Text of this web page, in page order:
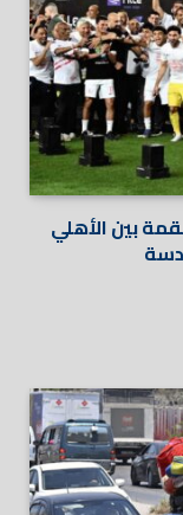
المصري 2026-2027.. القمة بين الأهلي